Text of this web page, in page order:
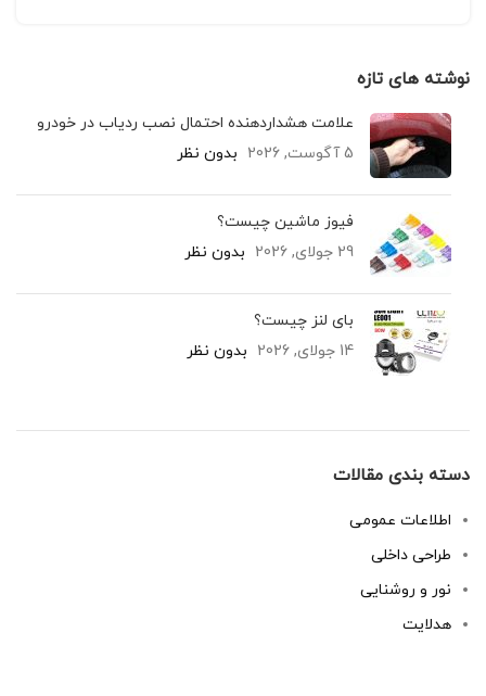
نوشته های تازه
علامت هشداردهنده احتمال نصب ردیاب در خودرو
5 آگوست, 2026
بدون نظر
فیوز ماشین چیست؟
29 جولای, 2026
بدون نظر
بای لنز چیست؟
14 جولای, 2026
بدون نظر
دسته بندی مقالات
اطلاعات عمومی
طراحی داخلی
نور و روشنایی
هدلایت